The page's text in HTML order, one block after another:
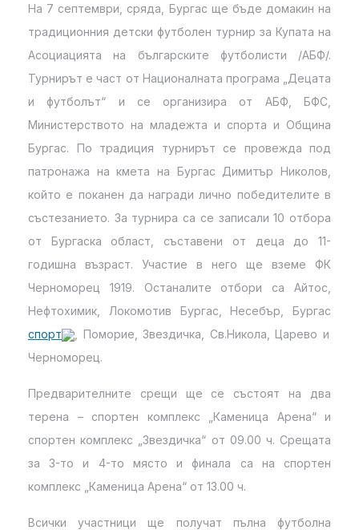
На 7 септември, сряда, Бургас ще бъде домакин на
традиционния детски футболен турнир за Купата на
Асоциацията на българските футболисти /АБФ/.
Турнирът е част от Националната програма „Децата
и футболът“ и се организира от АБФ, БФС,
Министерството на младежта и спорта и Община
Бургас. По традиция турнирът се провежда под
патронажа на кмета на Бургас Димитър Николов,
който е поканен да награди лично победителите в
състезанието. За турнира са се записали 10 отбора
от Бургаска област, съставени от деца до 11-
годишна възраст. Участие в него ще вземе ФК
Черноморец 1919. Останалите отбори са Айтос,
Нефтохимик, Локомотив Бургас, Несебър, Бургас
спорт
, Поморие, Звездичка, Св.Никола, Царево и
Черноморец.
Предварителните срещи ще се състоят на два
терена – спортен комплекс „Каменица Арена“ и
спортен комплекс „Звездичка“ от 09.00 ч. Срещата
за 3-то и 4-то място и финала са на спортен
комплекс „Каменица Арена“ от 13.00 ч.
Всички участници ще получат пълна футболна